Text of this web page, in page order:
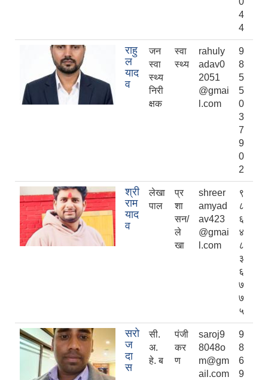
4
4
राहु
ल
याद
व
जन
स्वा
स्थ्य
निरी
क्षक
स्वा
स्थ्य
rahuly
adav0
2051
@gmai
l.com
9
8
5
5
0
3
7
9
0
2
श्री
राम
याद
व
लेखा
पाल
प्र
शा
सन/
ले
खा
shreer
amyad
av423
@gmai
l.com
९
८
६
४
८
३
६
७
७
५
सरो
ज
दा
स
सी.
अ.
हे. ब
पंजी
कर
ण
saroj9
8048o
m@gm
ail.com
9
8
6
9